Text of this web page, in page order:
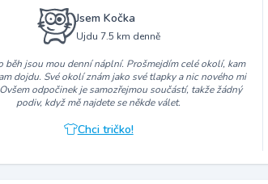
Jsem Kočka
Ujdu 7.5 km denně
běh jsou mou denní náplní. Prošmejdím celé okolí, kam
dojdu. Své okolí znám jako své tlapky a nic nového mi
odpočinek je samozřejmou součástí, takže žádný
podiv, když mě najdete se někde válet.
Chci tričko!